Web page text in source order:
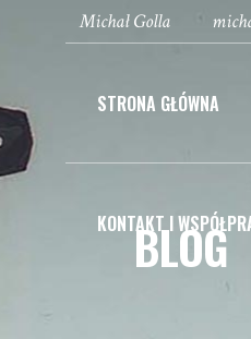
Michał Golla
STRONA GŁÓWNA
KONTAKT IBLOG